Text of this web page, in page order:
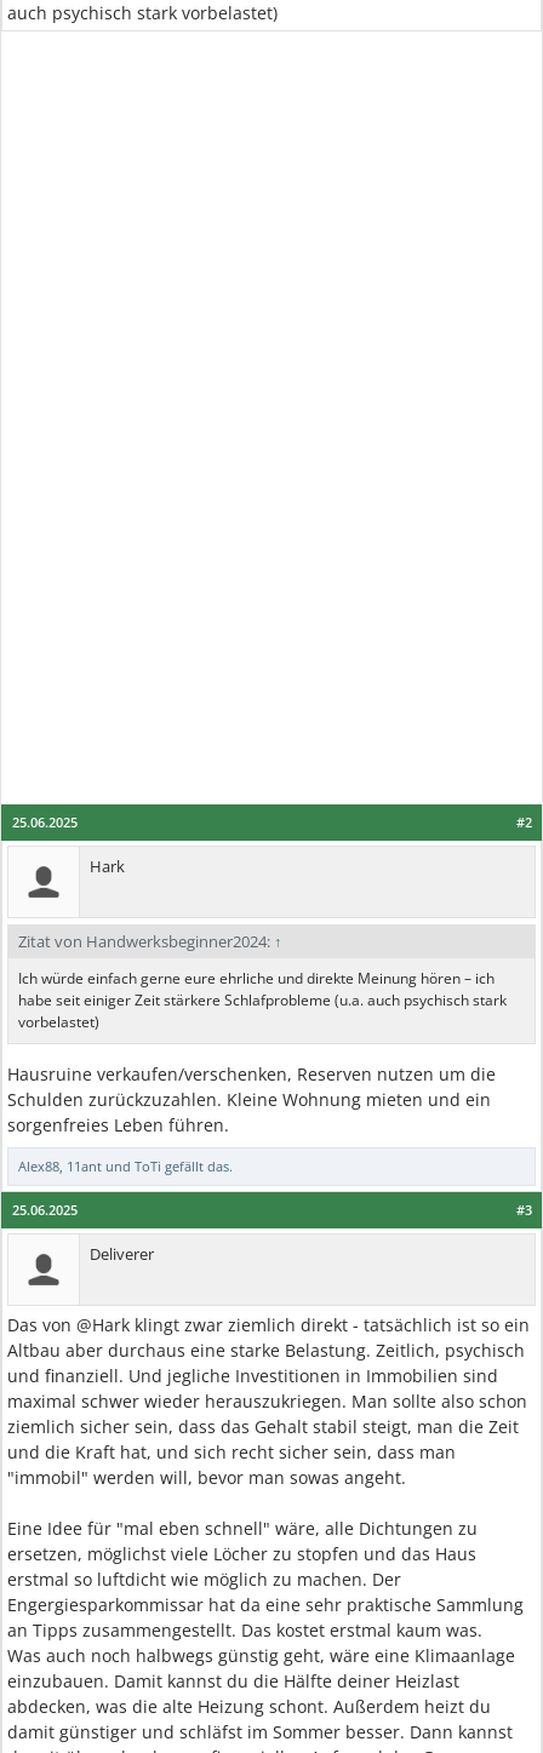
auch psychisch stark vorbelastet)
#2
25.06.2025
Hark
Zitat von Handwerksbeginner2024: ↑
Ich würde einfach gerne eure ehrliche und direkte Meinung hören – ich
habe seit einiger Zeit stärkere Schlafprobleme (u.a. auch psychisch stark
vorbelastet)
Hausruine verkaufen/verschenken, Reserven nutzen um die
Schulden zurückzuzahlen. Kleine Wohnung mieten und ein
sorgenfreies Leben führen.
Alex88, 11ant und ToTi gefällt das.
#3
25.06.2025
Deliverer
Das von @Hark klingt zwar ziemlich direkt - tatsächlich ist so ein
Altbau aber durchaus eine starke Belastung. Zeitlich, psychisch
und finanziell. Und jegliche Investitionen in Immobilien sind
maximal schwer wieder herauszukriegen. Man sollte also schon
ziemlich sicher sein, dass das Gehalt stabil steigt, man die Zeit
und die Kraft hat, und sich recht sicher sein, dass man
"immobil" werden will, bevor man sowas angeht.
Eine Idee für "mal eben schnell" wäre, alle Dichtungen zu
ersetzen, möglichst viele Löcher zu stopfen und das Haus
erstmal so luftdicht wie möglich zu machen. Der
Engergiesparkommissar hat da eine sehr praktische Sammlung
an Tipps zusammengestellt. Das kostet erstmal kaum was.
Was auch noch halbwegs günstig geht, wäre eine Klimaanlage
einzubauen. Damit kannst du die Hälfte deiner Heizlast
abdecken, was die alte Heizung schont. Außerdem heizt du
damit günstiger und schläfst im Sommer besser. Dann kannst